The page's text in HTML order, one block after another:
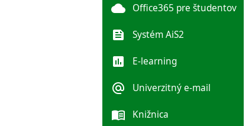
cloud Office365 pre študentov
feed Systém AiS2
poll E-learning
alternate_email Univerzitný e-mail
menu_book Knižnica